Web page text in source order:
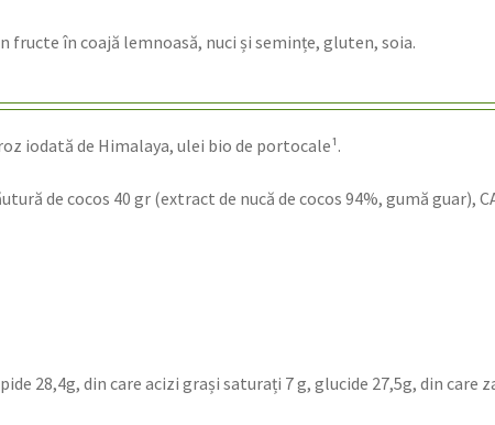
în coajă lemnoasă, nuci și semințe, gluten, soia.
iodată de Himalaya, ulei bio de portocale¹.
de cocos 40 gr (extract de nucă de cocos 94%, gumă guar),
28,4g, din care acizi grași saturați 7 g, glucide 27,5g, din care